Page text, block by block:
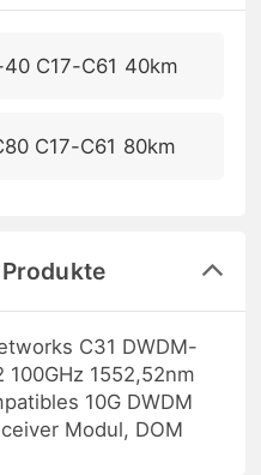
40 C17-C61 40km
C17-C61 80km
C31 DWDM-
100GHz 1552,52nm
10G DWDM
Modul, DOM